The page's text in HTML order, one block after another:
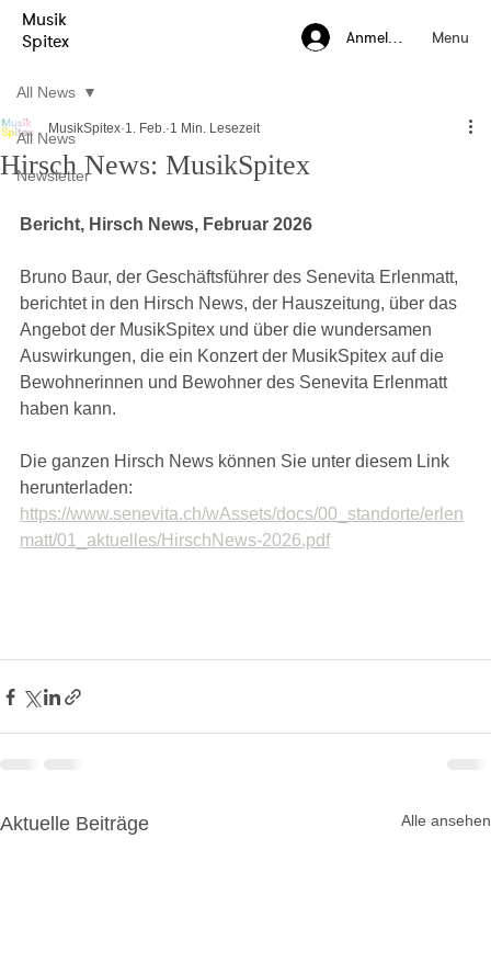
Anmelden Menu
Musik
Spitex
All News
Newsletter
All News
Hirsch News: MusikSpitex
MusikSpitex 1. Feb. 1 Min. Lesezeit
Bericht, Hirsch News, Februar 2026
Bruno Baur, der Geschäftsführer des Senevita Erlenmatt,
berichtet in den Hirsch News, der Hauszeitung, über das
Angebot der MusikSpitex und über die wundersamen
Auswirkungen, die ein Konzert der MusikSpitex auf die
Bewohnerinnen und Bewohner des Senevita Erlenmatt
haben kann.
Die ganzen Hirsch News können Sie unter diesem Link
herunterladen:
https://www.senevita.ch/wAssets/docs/00_standorte/erlen
matt/01_aktuelles/HirschNews-2026.pdf
Aktuelle Beiträge Alle ansehen